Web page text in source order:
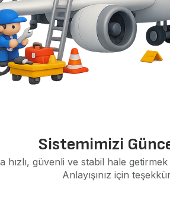
Sistemimizi
hızlı, güvenli ve stabil hale
Anlayışınız için